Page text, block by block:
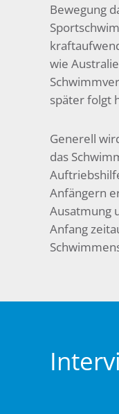
Bewegung
wie
später folgt
Generell
das
Anfängern
Ausatmung
Anfang